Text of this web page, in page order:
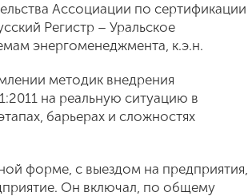
Ассоциации по сертификации
Регистр – Уральское
энергоменеджмента, к.э.н.
методик внедрения
на реальную ситуацию в
барьерах и сложностях
форме, с выездом на предприятия,
Он включал, по общему